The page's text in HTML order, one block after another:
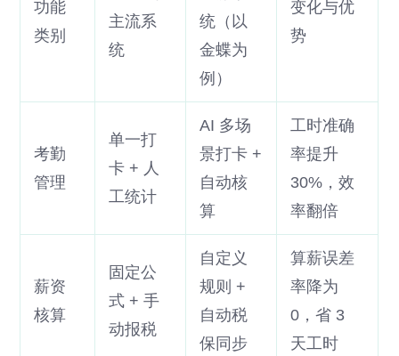
功能
类别
主流系
统
统（以
金蝶为
例）
变化与优
势
考勤
管理
单一打
卡 + 人
工统计
AI 多场
景打卡 +
自动核
算
工时准确
率提升
30%，效
率翻倍
薪资
核算
固定公
式 + 手
动报税
自定义
规则 +
自动税
保同步
算薪误差
率降为
0，省 3
天工时